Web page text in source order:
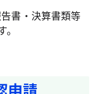
書・決算書類等
申請